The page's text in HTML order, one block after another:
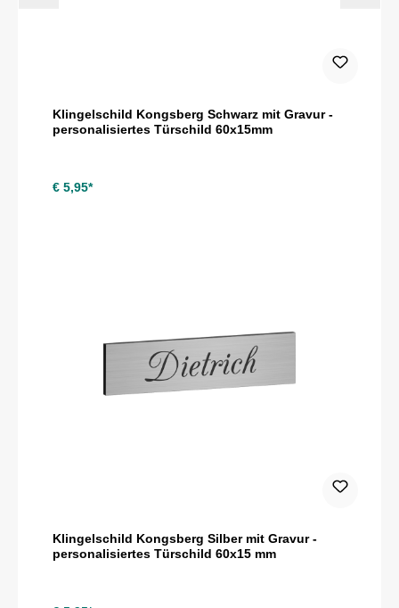
Klingelschild Kongsberg Schwarz mit Gravur -
personalisiertes Türschild 60x15mm
€ 5,95*
Klingelschild Kongsberg Silber mit Gravur -
personalisiertes Türschild 60x15 mm